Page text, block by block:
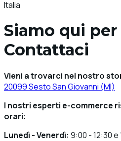
Italia
Siamo qui per
Contattaci
Vieni a trovarci nel nostro
20099 Sesto San Giovanni (MI)
I nostri esperti e-commerce
orari:
Lunedì - Venerdì: 9:00 - 12:30 e